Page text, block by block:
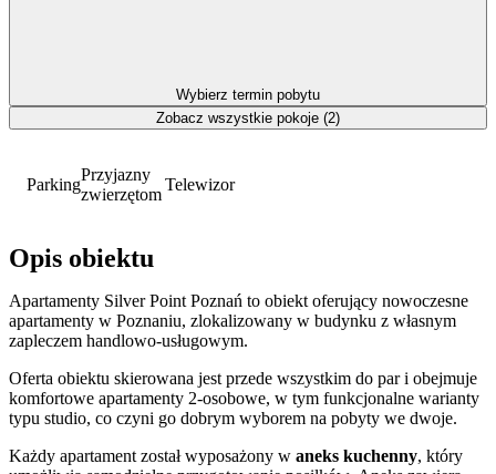
Parking
Przyjazny
zwierzętom
Telewizor
Opis obiektu
Apartamenty Silver Point Poznań to obiekt oferujący nowoczesne
apartamenty w Poznaniu, zlokalizowany w budynku z własnym
zapleczem handlowo-usługowym.
Oferta obiektu skierowana jest przede wszystkim do par i obejmuje
komfortowe apartamenty 2-osobowe, w tym funkcjonalne warianty
typu studio, co czyni go dobrym wyborem na pobyty we dwoje.
Każdy apartament został wyposażony w aneks kuchenny, który
Wybierz termin pobytu
Zobacz wszystkie pokoje (2)